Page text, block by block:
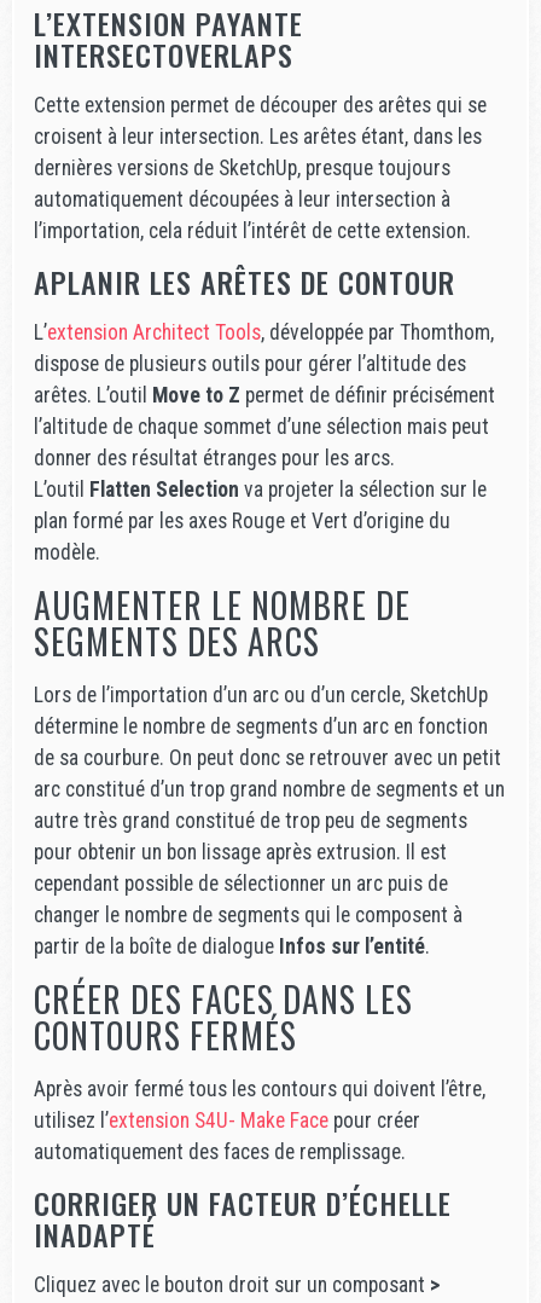
L’EXTENSION PAYANTE
INTERSECTOVERLAPS
Cette extension permet de découper des arêtes qui se
croisent à leur intersection. Les arêtes étant, dans les
dernières versions de SketchUp, presque toujours
automatiquement découpées à leur intersection à
l’importation, cela réduit l’intérêt de cette extension.
APLANIR LES ARÊTES DE CONTOUR
L’extension Architect Tools, développée par Thomthom,
dispose de plusieurs outils pour gérer l’altitude des
arêtes. L’outil Move to Z permet de définir précisément
l’altitude de chaque sommet d’une sélection mais peut
donner des résultat étranges pour les arcs.
L’outil Flatten Selection va projeter la sélection sur le
plan formé par les axes Rouge et Vert d’origine du
modèle.
AUGMENTER LE NOMBRE DE
SEGMENTS DES ARCS
Lors de l’importation d’un arc ou d’un cercle, SketchUp
détermine le nombre de segments d’un arc en fonction
de sa courbure. On peut donc se retrouver avec un petit
arc constitué d’un trop grand nombre de segments et un
autre très grand constitué de trop peu de segments
pour obtenir un bon lissage après extrusion. Il est
cependant possible de sélectionner un arc puis de
changer le nombre de segments qui le composent à
partir de la boîte de dialogue Infos sur l’entité.
CRÉER DES FACES DANS LES
CONTOURS FERMÉS
Après avoir fermé tous les contours qui doivent l’être,
utilisez l’extension S4U- Make Face pour créer
automatiquement des faces de remplissage.
CORRIGER UN FACTEUR D’ÉCHELLE
INADAPTÉ
Cliquez avec le bouton droit sur un composant >